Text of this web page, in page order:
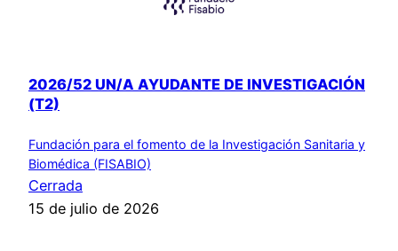
2026/52 UN/A AYUDANTE DE INVESTIGACIÓN
(T2)
Fundación para el fomento de la Investigación Sanitaria y
Biomédica (FISABIO)
Cerrada
15 de julio de 2026